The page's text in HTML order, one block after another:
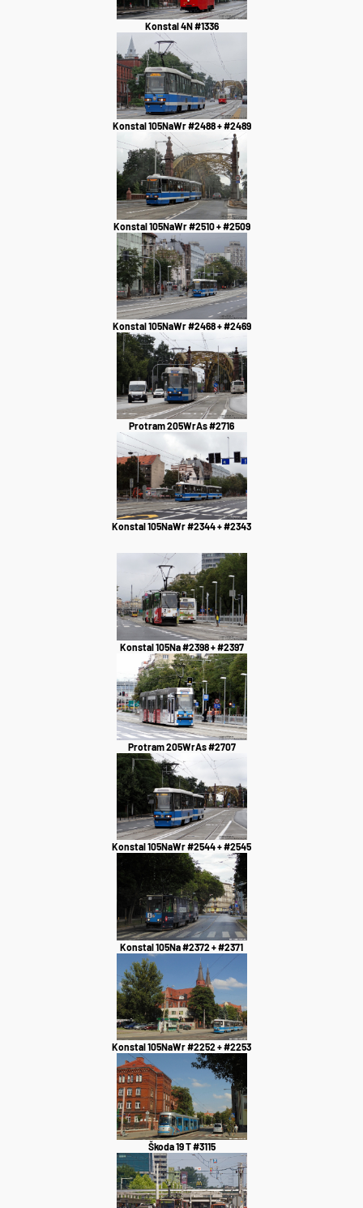
Konstal 4N #1336
Konstal 105NaWr #2488 + #2489
Konstal 105NaWr #2510 + #2509
Konstal 105NaWr #2468 + #2469
Protram 205WrAs #2716
Konstal 105NaWr #2344 + #2343
Konstal 105Na #2398 + #2397
Protram 205WrAs #2707
Konstal 105NaWr #2544 + #2545
Konstal 105Na #2372 + #2371
Konstal 105NaWr #2252 + #2253
Škoda 19 T #3115